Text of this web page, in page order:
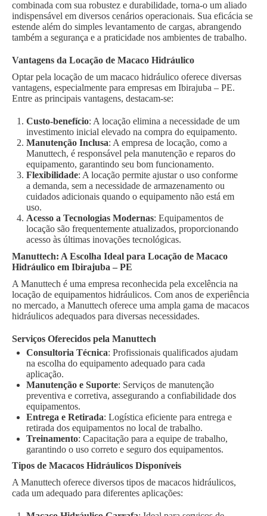
combinada com sua robustez e durabilidade, torna-o um aliado
indispensável em diversos cenários operacionais. Sua eficácia se
estende além do simples levantamento de cargas, abrangendo
também a segurança e a praticidade nos ambientes de trabalho.
Vantagens da Locação de Macaco Hidráulico
Optar pela locação de um macaco hidráulico oferece diversas
vantagens, especialmente para empresas em Ibirajuba – PE.
Entre as principais vantagens, destacam-se:
Custo-benefício: A locação elimina a necessidade de um
investimento inicial elevado na compra do equipamento.
Manutenção Inclusa: A empresa de locação, como a
Manuttech, é responsável pela manutenção e reparos do
equipamento, garantindo seu bom funcionamento.
Flexibilidade: A locação permite ajustar o uso conforme
a demanda, sem a necessidade de armazenamento ou
cuidados adicionais quando o equipamento não está em
uso.
Acesso a Tecnologias Modernas: Equipamentos de
locação são frequentemente atualizados, proporcionando
acesso às últimas inovações tecnológicas.
Manuttech: A Escolha Ideal para Locação de Macaco
Hidráulico em Ibirajuba – PE
A Manuttech é uma empresa reconhecida pela excelência na
locação de equipamentos hidráulicos. Com anos de experiência
no mercado, a Manuttech oferece uma ampla gama de macacos
hidráulicos adequados para diversas necessidades.
Serviços Oferecidos pela Manuttech
Consultoria Técnica: Profissionais qualificados ajudam
na escolha do equipamento adequado para cada
aplicação.
Manutenção e Suporte: Serviços de manutenção
preventiva e corretiva, assegurando a confiabilidade dos
equipamentos.
Entrega e Retirada: Logística eficiente para entrega e
retirada dos equipamentos no local de trabalho.
Treinamento: Capacitação para a equipe de trabalho,
garantindo o uso correto e seguro dos equipamentos.
Tipos de Macacos Hidráulicos Disponíveis
A Manuttech oferece diversos tipos de macacos hidráulicos,
cada um adequado para diferentes aplicações: